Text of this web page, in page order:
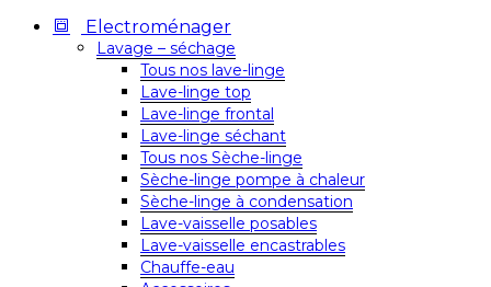
Electroménager
Lavage – séchage
Tous nos lave-linge
Lave-linge top
Lave-linge frontal
Lave-linge séchant
Tous nos Sèche-linge
Sèche-linge pompe à chaleur
Sèche-linge à condensation
Lave-vaisselle posables
Lave-vaisselle encastrables
Chauffe-eau